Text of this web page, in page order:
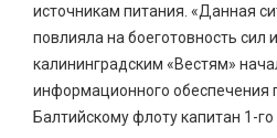
источникам питания. «Данная
повлияла на боеготовность сил
калининградским «Вестям»
информационного обеспечения
Балтийскому флоту капитан 1-